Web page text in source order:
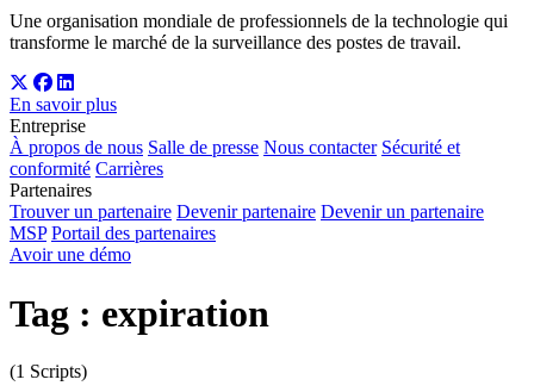
Une organisation mondiale de professionnels de la technologie qui
transforme le marché de la surveillance des postes de travail.
En savoir plus
Entreprise
À propos de nous Salle de presse Nous contacter Sécurité et
conformité Carrières
Partenaires
Trouver un partenaire Devenir partenaire Devenir un partenaire
MSP Portail des partenaires
Avoir une démo
Tag : expiration
(1 Scripts)